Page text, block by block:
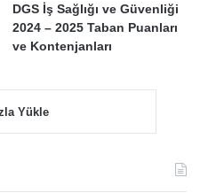
DGS İş Sağlığı ve Güvenliği
2024 – 2025 Taban Puanları
ve Kontenjanları
Yükle